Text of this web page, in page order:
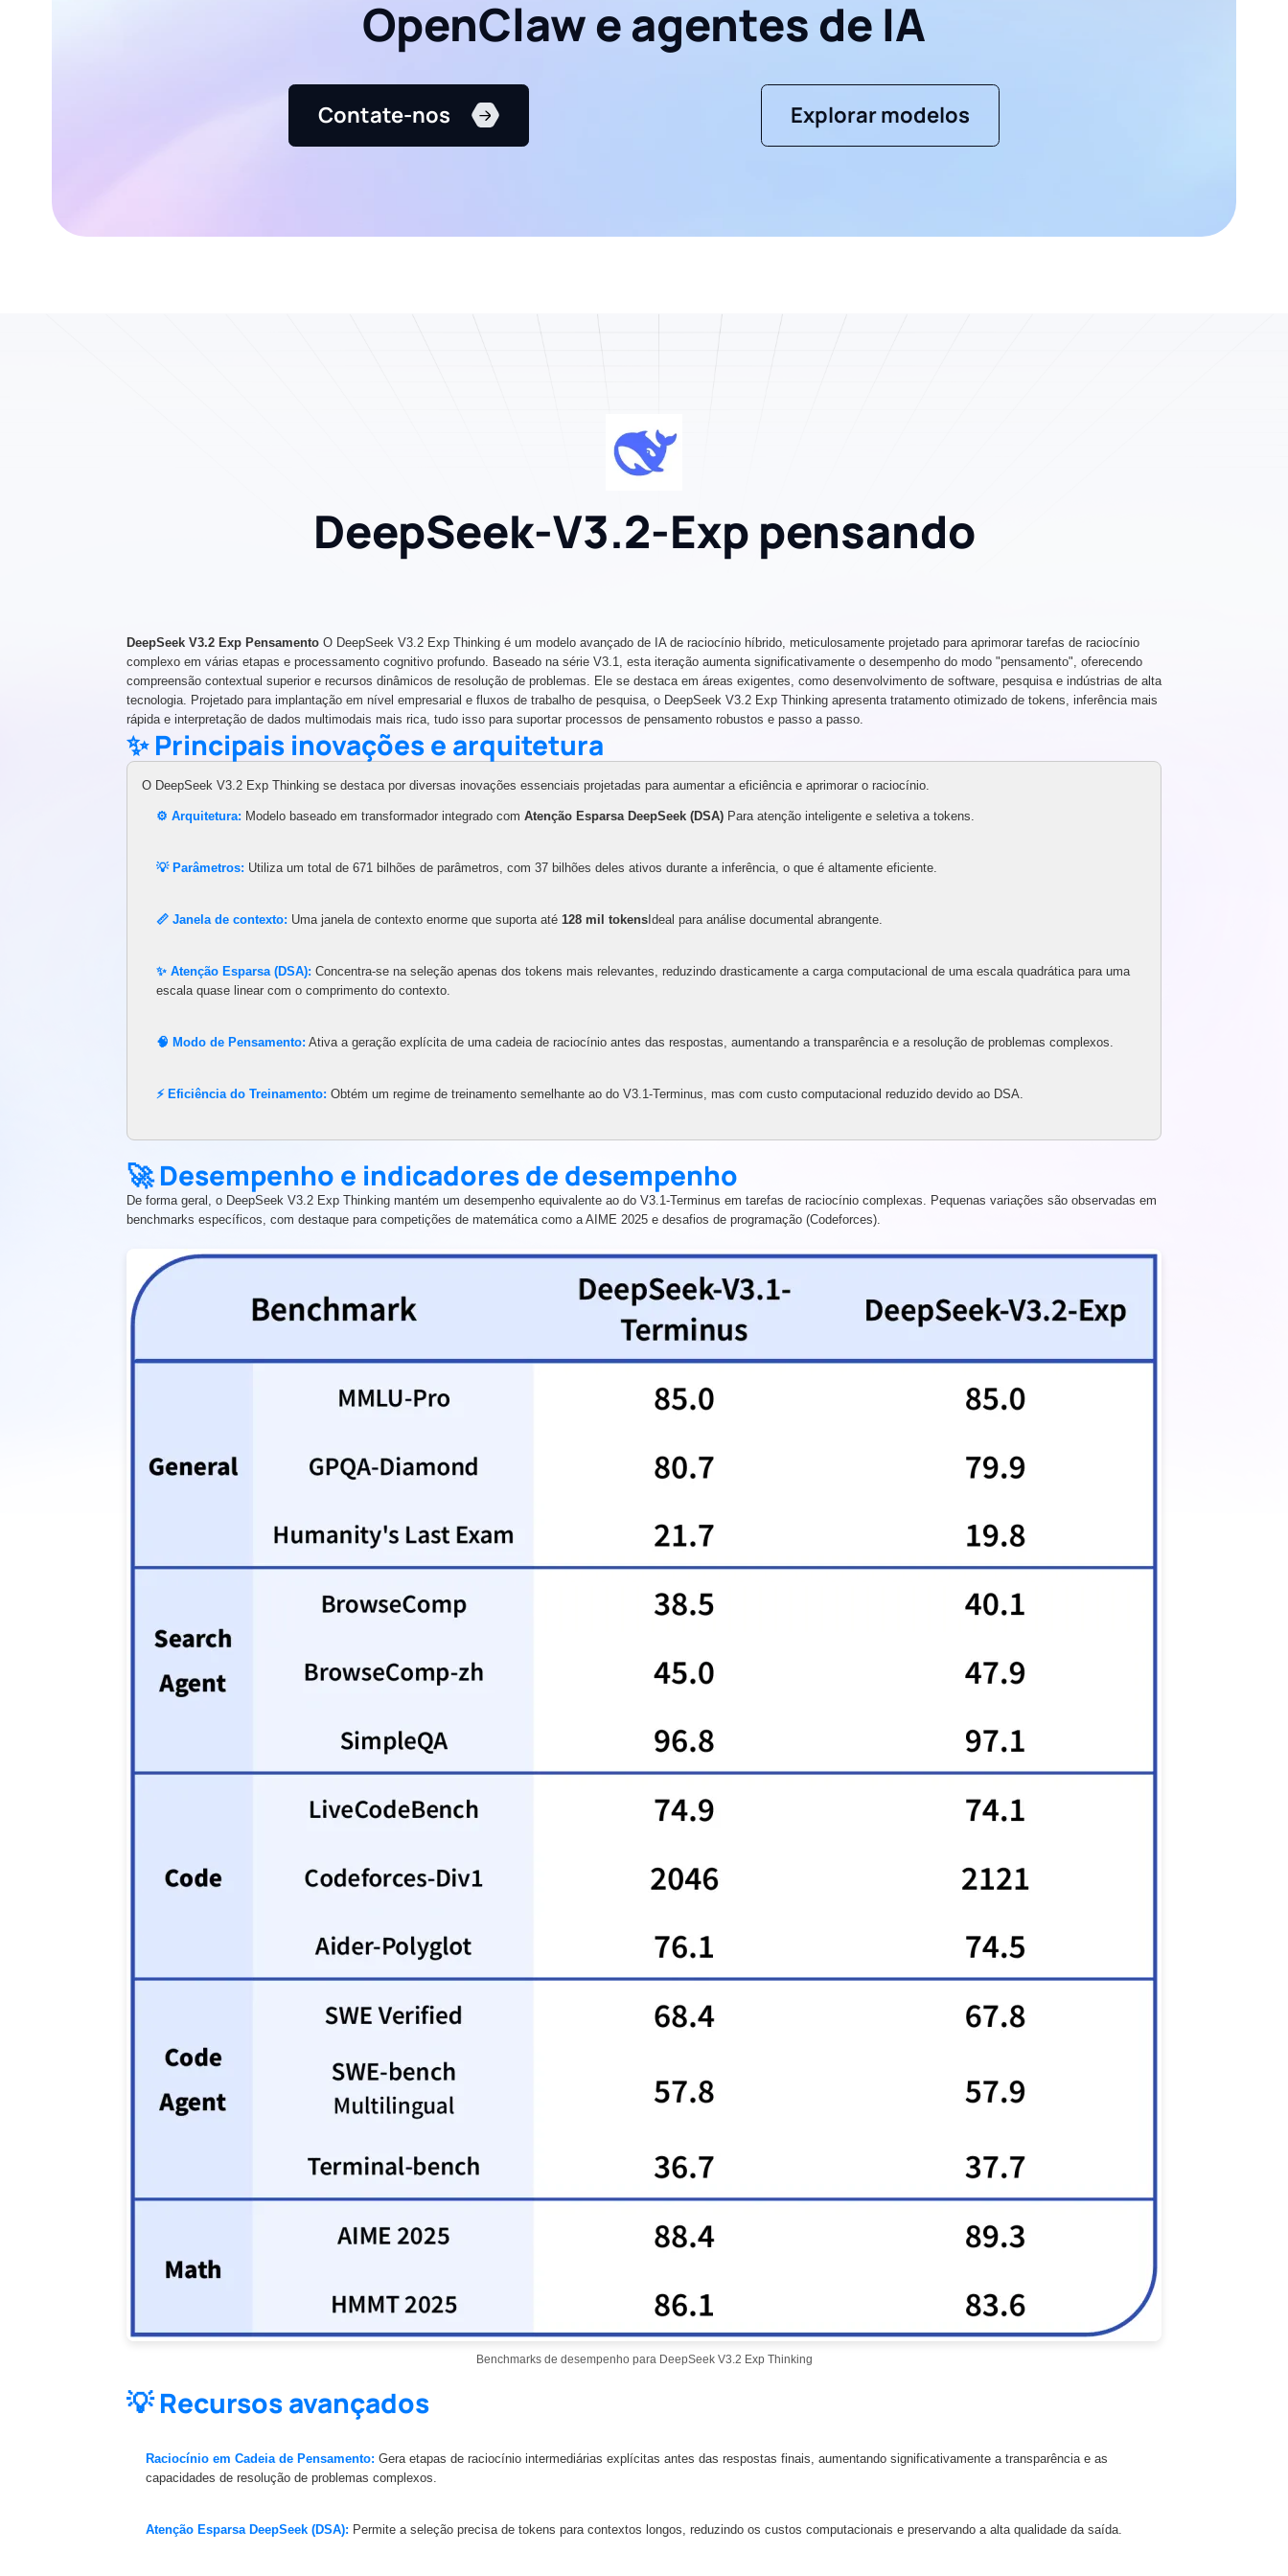
OpenClaw e agentes de IA
Contate-nos Explorar modelos
DeepSeek‑V3.2‑Exp pensando
DeepSeek V3.2 Exp Pensamento O DeepSeek V3.2 Exp Thinking é um modelo avançado de IA de raciocínio híbrido, meticulosamente projetado para aprimorar tarefas de raciocínio
complexo em várias etapas e processamento cognitivo profundo. Baseado na série V3.1, esta iteração aumenta significativamente o desempenho do modo "pensamento", oferecendo
compreensão contextual superior e recursos dinâmicos de resolução de problemas. Ele se destaca em áreas exigentes, como desenvolvimento de software, pesquisa e indústrias de alta
tecnologia. Projetado para implantação em nível empresarial e fluxos de trabalho de pesquisa, o DeepSeek V3.2 Exp Thinking apresenta tratamento otimizado de tokens, inferência mais
rápida e interpretação de dados multimodais mais rica, tudo isso para suportar processos de pensamento robustos e passo a passo.
✨ Principais inovações e arquitetura
O DeepSeek V3.2 Exp Thinking se destaca por diversas inovações essenciais projetadas para aumentar a eficiência e aprimorar o raciocínio.
⚙️ Arquitetura: Modelo baseado em transformador integrado com Atenção Esparsa DeepSeek (DSA) Para atenção inteligente e seletiva a tokens.
💡 Parâmetros: Utiliza um total de 671 bilhões de parâmetros, com 37 bilhões deles ativos durante a inferência, o que é altamente eficiente.
📏 Janela de contexto: Uma janela de contexto enorme que suporta até 128 mil tokens Ideal para análise documental abrangente.
✨ Atenção Esparsa (DSA): Concentra-se na seleção apenas dos tokens mais relevantes, reduzindo drasticamente a carga computacional de uma escala quadrática para uma
escala quase linear com o comprimento do contexto.
🧠 Modo de Pensamento: Ativa a geração explícita de uma cadeia de raciocínio antes das respostas, aumentando a transparência e a resolução de problemas complexos.
⚡ Eficiência do Treinamento: Obtém um regime de treinamento semelhante ao do V3.1-Terminus, mas com custo computacional reduzido devido ao DSA.
🚀 Desempenho e indicadores de desempenho
De forma geral, o DeepSeek V3.2 Exp Thinking mantém um desempenho equivalente ao do V3.1-Terminus em tarefas de raciocínio complexas. Pequenas variações são observadas em
benchmarks específicos, com destaque para competições de matemática como a AIME 2025 e desafios de programação (Codeforces).
Benchmarks de desempenho para DeepSeek V3.2 Exp Thinking
💡 Recursos avançados
Raciocínio em Cadeia de Pensamento: Gera etapas de raciocínio intermediárias explícitas antes das respostas finais, aumentando significativamente a transparência e as
capacidades de resolução de problemas complexos.
Atenção Esparsa DeepSeek (DSA): Permite a seleção precisa de tokens para contextos longos, reduzindo os custos computacionais e preservando a alta qualidade da saída.